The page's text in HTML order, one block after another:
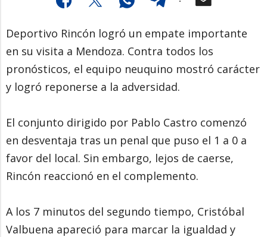
Deportivo Rincón logró un empate importante
en su visita a Mendoza. Contra todos los
pronósticos, el equipo neuquino mostró carácter
y logró reponerse a la adversidad.
El conjunto dirigido por Pablo Castro comenzó
en desventaja tras un penal que puso el 1 a 0 a
favor del local. Sin embargo, lejos de caerse,
Rincón reaccionó en el complemento.
A los 7 minutos del segundo tiempo, Cristóbal
Valbuena apareció para marcar la igualdad y